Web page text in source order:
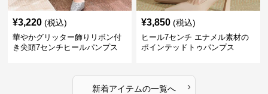
¥3,220 (税込)
華やかグリッター飾りリボン付
き尖頭7センチヒールパンプス
¥3,850 (税込)
ヒール7センチ エナメル素材の
ポインテッドトゥパンプス
新着アイテムの一覧へ ›